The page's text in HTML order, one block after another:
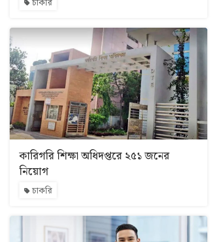
কারিগরি শিক্ষা অধিদপ্তরে ২৫১ জনের
নিয়োগ
চাকরি